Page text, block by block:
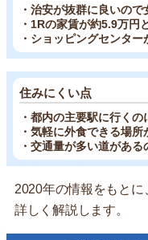
・治安が抜群に良いの
・1Rの家賃が約5.9万円
・ショッピングセンタ
住みにくい点
・都内の主要駅に行く
・気軽に外食できる場所
・交通量が多い道があ
2020年の情報をもと
詳しく解説します。